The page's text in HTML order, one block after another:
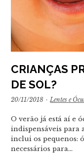
CRIANÇAS
DE SOL?
20/11/2018 · Lentes e
O verão já está aí e
indispensáveis para
inclui os pequenos:
necessários para…